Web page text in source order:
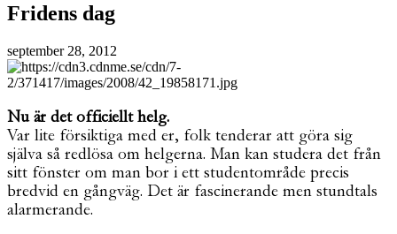
Fridens dag
september 28, 2012
Nu är det officiellt helg.
Var lite försiktiga med er, folk tenderar att göra sig
själva så redlösa om helgerna. Man kan studera det från
sitt fönster om man bor i ett studentområde precis
bredvid en gångväg. Det är fascinerande men stundtals
alarmerande.